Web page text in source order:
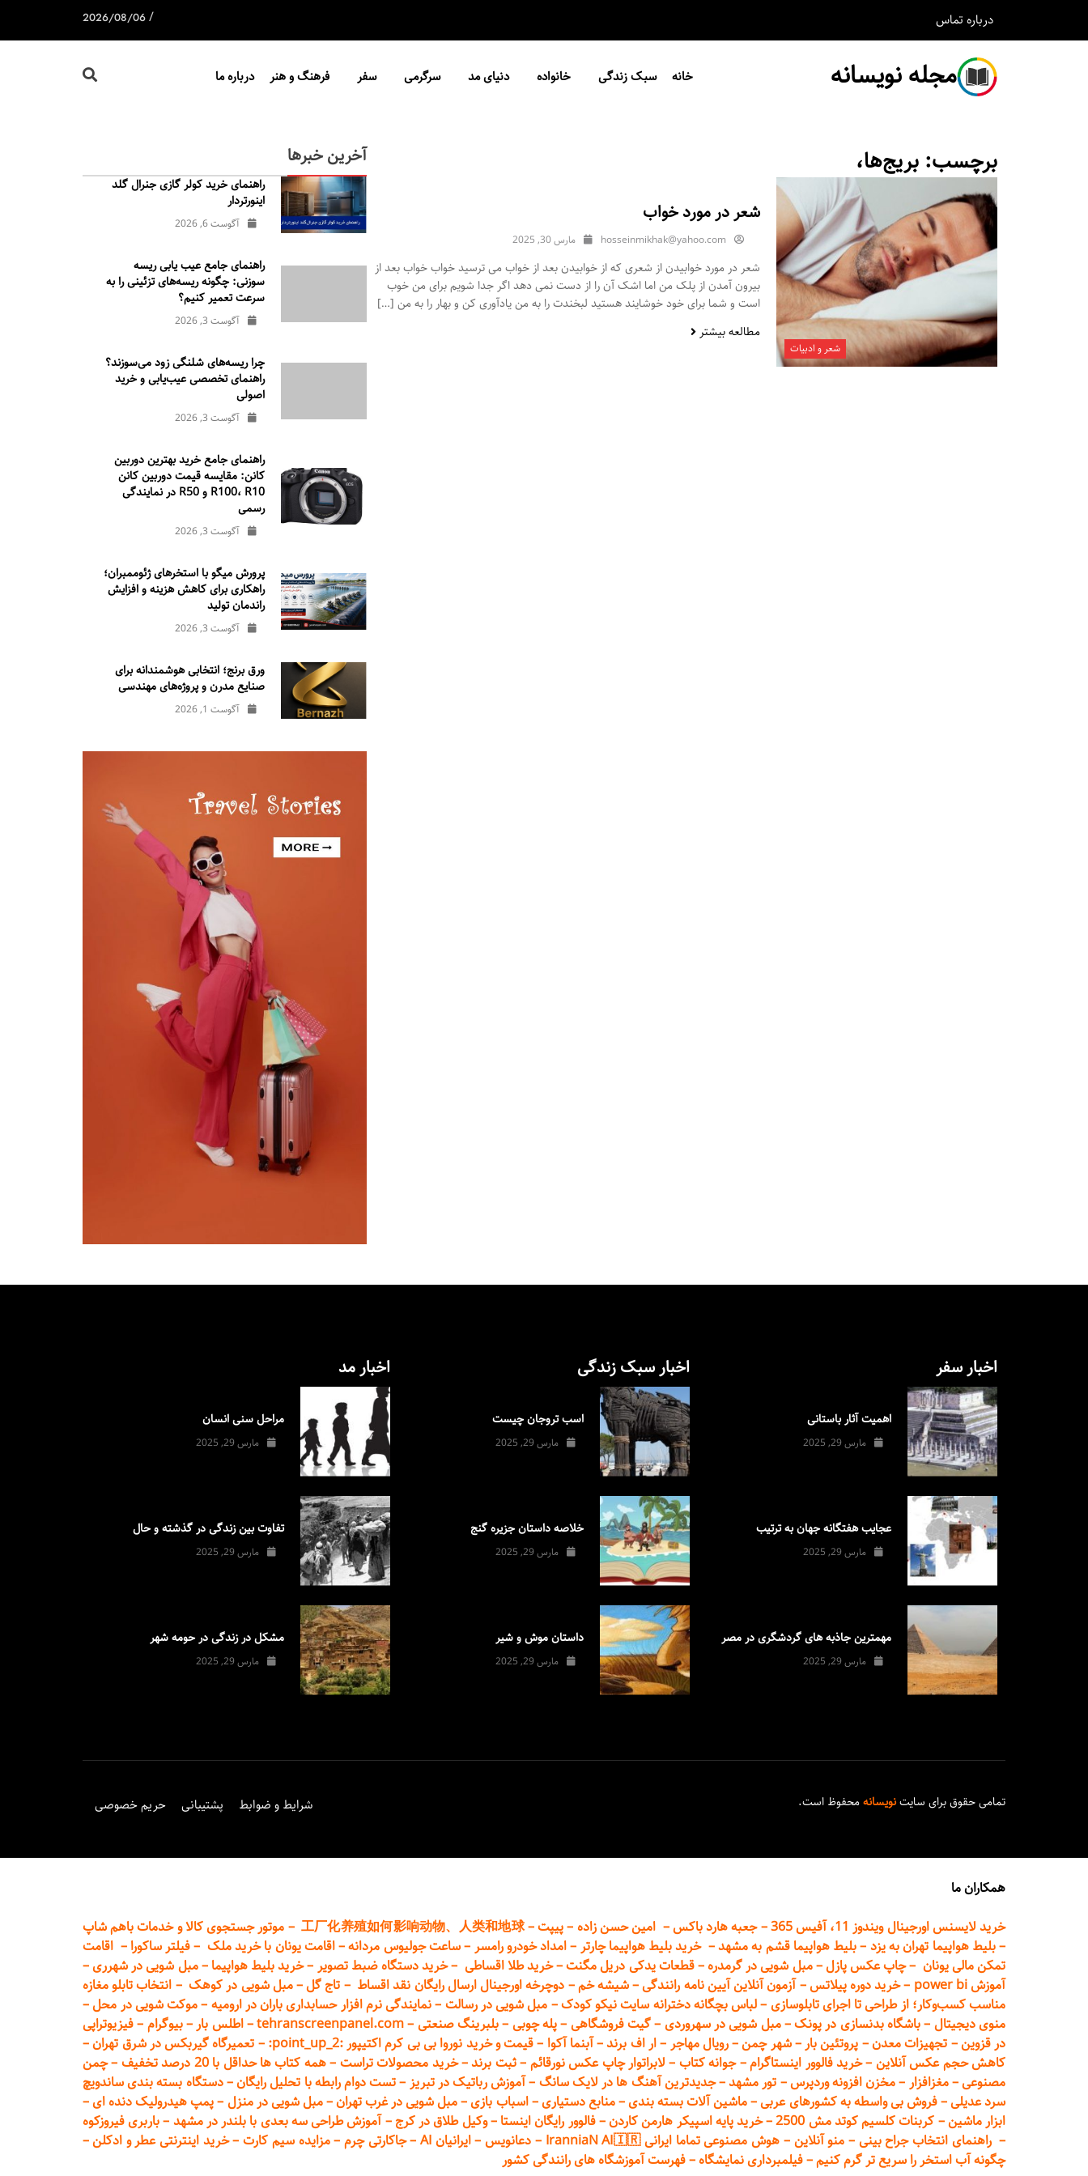
درباره تماس /
2026/08/06
مجله نویسانه خانه سبک زندگی خانواده دنیای مد سرگرمی سفر فرهنگ و هنر درباره ما
برچسب: بریج‌ها،
شعر و ادبیات
شعر در مورد خواب
hosseinmikhak@yahoo.com مارس 30, 2025
شعر در مورد خوابیدن از شعری که از خوابیدن بعد از خواب می ترسید خواب خواب بعد از
بیرون آمدن از پلک من اما اشک آن را از دست نمی دهد اگر جدا شویم برای من خوب
است و شما برای خود خوشایند هستید لبخندت را به من یادآوری کن و بهار را به من […]
مطالعه بیشتر
آخرین خبرها
راهنمای خرید کولر گازی جنرال‌ گلد
اینورتر‌دار
آگوست 6, 2026
راهنمای جامع عیب یابی ریسه
سوزنی: چگونه ریسه‌های تزئینی را به
سرعت تعمیر کنیم؟
آگوست 3, 2026
چرا ریسه‌های شلنگی زود می‌سوزند؟
راهنمای تخصصی عیب‌یابی و خرید
اصولی
آگوست 3, 2026
راهنمای جامع خرید بهترین دوربین
کانن: مقایسه قیمت دوربین کانن
R100، R10 و R50 در نمایندگی
رسمی
آگوست 3, 2026
پرورش میگو با استخرهای ژئوممبران؛
راهکاری برای کاهش هزینه و افزایش
راندمان تولید
آگوست 3, 2026
ورق برنج؛ انتخابی هوشمندانه برای
صنایع مدرن و پروژه‌های مهندسی
آگوست 1, 2026
اخبار سفر
اهمیت آثار باستانی
مارس 29, 2025
عجایب هفتگانه جهان به ترتیب
مارس 29, 2025
مهمترین جاذبه های گردشگری در مصر
مارس 29, 2025
اخبار سبک زندگی
اسب تروجان چیست
مارس 29, 2025
خلاصه داستان جزیره گنج
مارس 29, 2025
داستان موش و شیر
مارس 29, 2025
اخبار مد
مراحل سنی انسان
مارس 29, 2025
تفاوت بین زندگی در گذشته و حال
مارس 29, 2025
مشکل در زندگی در حومه شهر
مارس 29, 2025
تمامی حقوق برای سایتنویسانهمحفوظ است. شرایط و ضوابط پشتیبانی حریم خصوصی
همکاران ما
خرید لایسنس اورجینال ویندوز 11، آفیس 365
–جعبه هارد باکس– امین حسن زاده –پیپت–
工厂化养殖如何影响动物、人类和地球
– موتور جستجوی کالا و خدمات باهم شاپ
–بلیط هواپیما تهرانبه یزد –بلیط هواپیما قشم به مشهد–خرید بلیط هواپیما چارتر –امداد خودرورامسر –ساعت جولیوس مردانه–اقامت یونان با خرید ملک –فیلتر ساکورا – اقامت
تمکن مالی یونان –چاپ عکس پازل–مبل شویی در گرمدره–قطعاتیدکی دریل مگنت–خرید طلا اقساطی –خرید دستگاه ضبط تصویر –خرید بلیط هواپیما –مبل شویی در شهرری–
آموزش power bi
–خرید دورهپیلاتس–آزمون آنلاین آیین نامه رانندگی–شیشه خم– دوچرخه اورجینال ارسال رایگان نقد اقساط – تاج گل–مبل شویی در کوهک– انتخاب تابلو مغازه
مناسب کسب‌وکار؛ از طراحی تا اجرای تابلوسازی –لباس بچگانه دخترانه سایت نیکو کودک– مبل شویی در رسالت –نمایندگی نرم افزار حسابداری باران در ارومیه –موکت شویی در محل–
منوی دیجیتال –باشگاه بدنسازی در پونک–مبل شویی در سهروردی –گیت فروشگاهی –پله چوبی –بلبرینگ صنعتی –
tehranscreenpanel.com
–اطلس بار –بیوگرام –فیزیوتراپی
در قزوین– تجهیزات معدن– پروتئین بار –شهر چمن–رویال مهاجر –ار اف برند–آبنما آکوا –قیمت و خرید نوروا بی بی کرم اکتیپور :point_up_2: – تعمیرگاه گیربکس در شرق تهران–
کاهش حجم عکس آنلاین –خرید فالوور اینستاگرام–جوانه کتاب – لابراتوار چاپ عکس نورقائم –ثبت برند–خرید محصولات تراست –همه کتاب ها حداقل با 20 درصد تخفیف –چمن
مصنوعی–مغزافزار –مخزن افزونه وردپرس– تور مشهد–جدیدترین آهنگ ها در لایک سانگ –آموزشرباتیک در تبریز –تست دوام رابطه با تحلیل رایگان–دستگاه بسته‌ بندی ساندویچ
سرد عدیلی–فروش بی واسطه بهکشورهای عربی–ماشین آلات بسته بندی–منابع دستیاری–اسباب بازی–مبل شویی در غرب تهران–مبل شویی در منزل –پمپ هیدرولیک دنده ای–
ابزار ماشین– کربنات کلسیم کوتد مش 2500 –خرید پایه اسپیکر هارمن کاردن–فالوور رایگان اینستا –وکیل طلاق در کرج –آموزش طراحی سه بعدی با بلندر در مشهد –باربری فیروزکوه
–راهنمای انتخاب جراح بینی – منو آنلاین – هوش مصنوعی تماما ایرانی IranniaN AI🇮🇷 – دعانویس–ایرانیان AI –جاکارتی چرم –مزایده سیم کارت–خرید اینترنتی عطر و ادکلن–
چگونه آب استخر را سریع تر گرم کنیم–فیلمبرداری نمایشگاه–فهرست آموزشگاه های رانندگی کشور